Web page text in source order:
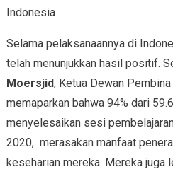
Indonesia
Selama pelaksanaannya di
telah menunjukkan hasil positif.
Moersjid, Ketua Dewan
memaparkan bahwa 94% dari
menyelesaikan sesi
2020, merasakan manfaat
keseharian mereka. Mereka juga